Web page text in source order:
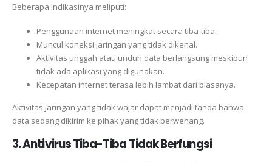
Beberapa indikasinya meliputi:
Penggunaan internet meningkat secara tiba-tiba.
Muncul koneksi jaringan yang tidak dikenal.
Aktivitas unggah atau unduh data berlangsung meskipun
tidak ada aplikasi yang digunakan.
Kecepatan internet terasa lebih lambat dari biasanya.
Aktivitas jaringan yang tidak wajar dapat menjadi tanda bahwa
data sedang dikirim ke pihak yang tidak berwenang.
3. Antivirus Tiba-Tiba Tidak Berfungsi